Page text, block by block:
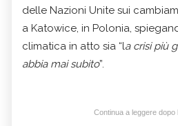
delle Nazioni Unite sui
a Katowice, in Polonia,
climatica in atto sia “la crisi più
abbia mai subito”.
Continua a leggere dopo